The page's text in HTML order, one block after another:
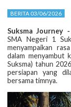
BERITA 03/06/2026
Suksma Journey
SMA Negeri 1
menyampaikan
dalam menyambut
Suksma) tahun
persiapan yang
bersama timnya.